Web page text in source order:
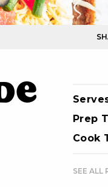
Prep
Cook
SEE ALL